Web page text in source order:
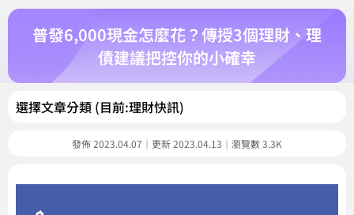
普發6,000現金怎麼花？傳授3個理財、理
債建議把控你的小確幸
選擇文章分類 (目前:理財快訊)
發佈 2023.04.07｜更新 2023.04.13｜瀏覽數 3.3K